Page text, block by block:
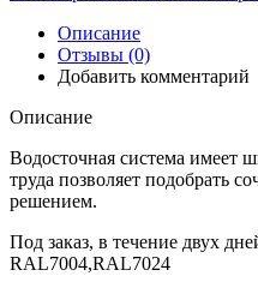
Описание
Отзывы (0)
Добавить комментарий
Описание
Водосточная система имеет
труда позволяет подобрать
решением.
Под заказ, в течение двух
RAL7004,RAL7024